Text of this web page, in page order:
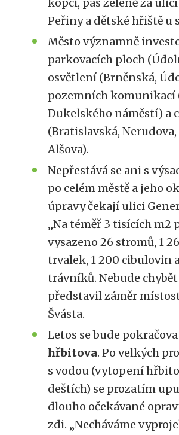
Peřiny a dětské hřiště u
Město významně
parkovacích ploch
osvětlení (Brněnská,
pozemních komunikací
Dukelského náměstí) a
(Bratislavská,
Alšova).
Nepřestává se ani s
po celém městě a jeho
úpravy čekají ulici
„Na téměř 3 tisících m2
vysazeno 26 stromů, 1
trvalek, 1 200 cibulovin
trávníků. Nebude
představil záměr
Švásta.
Letos se bude
hřbitova. Po velkých
s vodou (vytopení
deštích) se prozatím
dlouho očekávané
zdi. „Necháváme